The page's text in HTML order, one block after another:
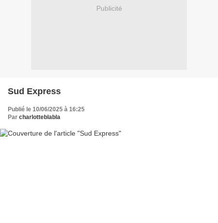
Publicité
Sud Express
Publié le 10/06/2025 à 16:25
Par charlotteblabla